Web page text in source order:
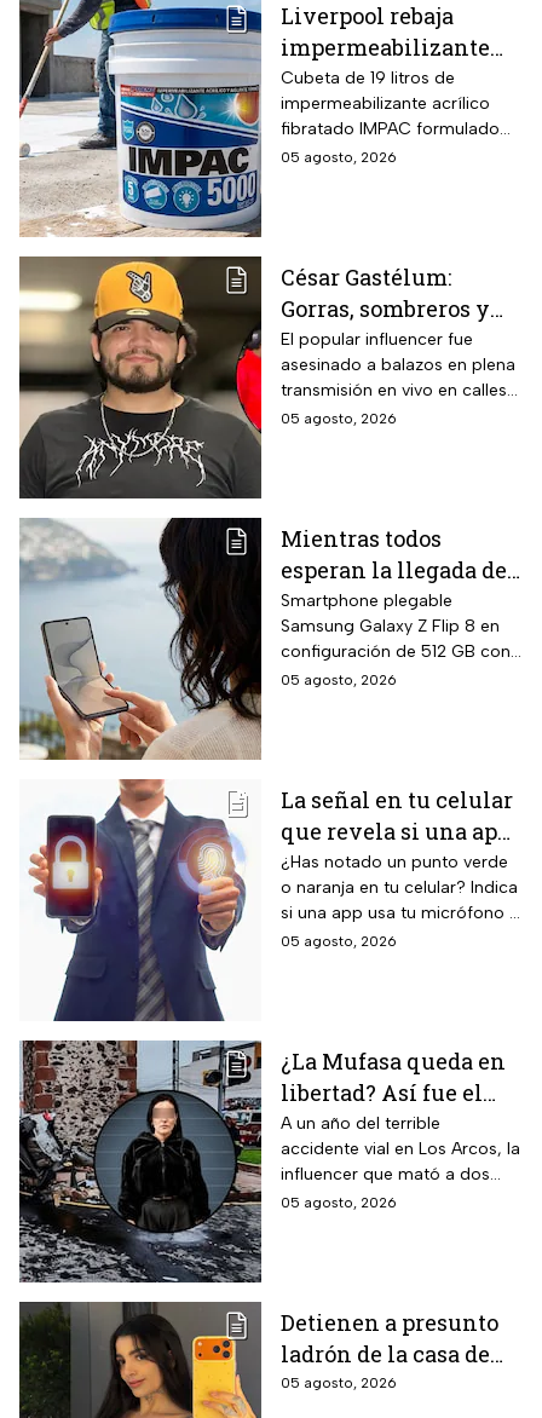
Liverpool rebaja
impermeabilizante
fibratado IMPAC de 19
litros y secado rápido
de 4-6 horas con hasta
13 MSI
Cubeta de 19 litros de
impermeabilizante acrílico
fibratado IMPAC formulado
con base agua, resinas
lámina galvanizada,
fibrocemento y ladrillos,
además de fórmula libre de
asbesto y no inflamable.
05 agosto, 2026
César Gastélum:
Gorras, sombreros y
las letras MZ, las
pistas que investigan
tras el asesinato del
influencer
El popular influencer fue
asesinado a balazos en plena
transmisión en vivo en calles
de Culiacán, Sinaloa.
05 agosto, 2026
Mientras todos
esperan la llegada del
nuevo celular
Samsung Z Flip8 de
512GB, Liverpool
rebaja el valor de la
intereses
Smartphone plegable
Samsung Galaxy Z Flip 8 en
configuración de 512 GB con
pantalla principal Dynamic
actualizaciones de sistema
operativo garantizadas y suite
completa de Galaxy AI con
inteligencia artificial integrada.
05 agosto, 2026
La señal en tu celular
que revela si una app
te está escuchando
¡No la ignores!
¿Has notado un punto verde
o naranja en tu celular? Indica
si una app usa tu micrófono o
cámara, clave para tu
05 agosto, 2026
¿La Mufasa queda en
libertad? Así fue el
aparatoso accidente
en Los Arcos de
Querétaro en el que
murieron 2 personas
A un año del terrible
accidente vial en Los Arcos, la
influencer que mató a dos
personas podría ser liberada
05 agosto, 2026
Detienen a presunto
ladrón de la casa de
Karely Ruiz: la huella
05 agosto, 2026